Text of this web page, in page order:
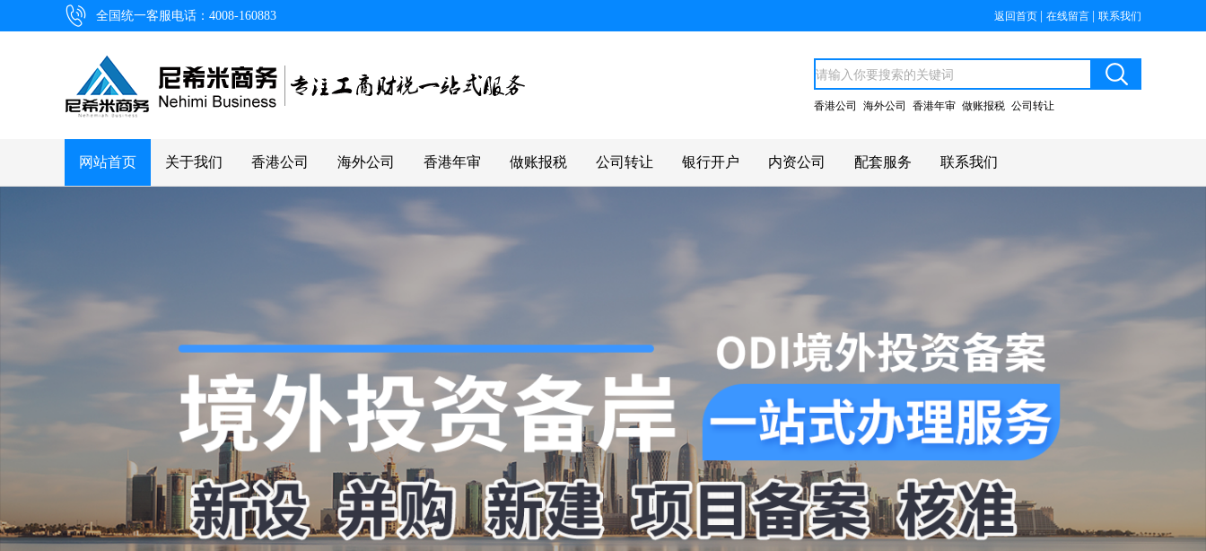
全国统一客服电话：4008-160883 返回首页 在线留言 联系我们
香港公司 海外公司 香港年审 做账报税 公司转让
网站首页 关于我们 香港公司 海外公司 香港年审 做账报税 公司转让 银行开户 内资公司 配套服务 联系我们